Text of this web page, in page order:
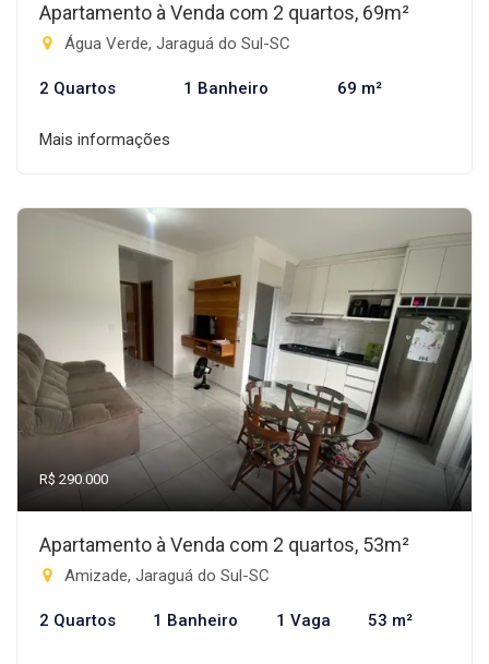
Apartamento à Venda com 2 quartos, 69m²
Água Verde, Jaraguá do Sul-SC
2 Quartos 1 Banheiro 69 m²
Mais informações
R$ 290.000
Apartamento à Venda com 2 quartos, 53m²
Amizade, Jaraguá do Sul-SC
2 Quartos 1 Banheiro 1 Vaga 53 m²